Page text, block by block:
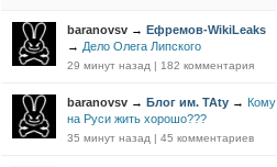
baranovsv → Ефремов-WikiLeaks
→ Дело Олега Липского
29 минут назад | 182 комментария
baranovsv → Блог им. TAty → Кому
на Руси жить хорошо???
35 минут назад | 45 комментариев